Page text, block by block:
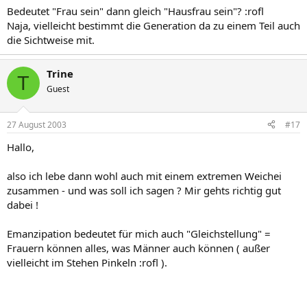
Bedeutet "Frau sein" dann gleich "Hausfrau sein"? :rofl
Naja, vielleicht bestimmt die Generation da zu einem Teil auch
die Sichtweise mit.
T Trine
Guest
27 August 2003 #17
Hallo,
also ich lebe dann wohl auch mit einem extremen Weichei
zusammen - und was soll ich sagen ? Mir gehts richtig gut
dabei !
Emanzipation bedeutet für mich auch "Gleichstellung" =
Frauern können alles, was Männer auch können ( außer
vielleicht im Stehen Pinkeln :rofl ).